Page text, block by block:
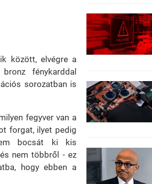
között, elvégre a
fénykarddal
sorozatban is
fegyver van a
forgat, ilyet pedig
bocsát ki kis
nem többről - ez
hogy ebben a